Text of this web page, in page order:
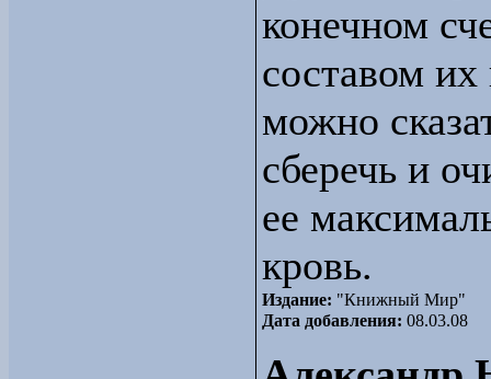
конечном
составом
можно
сберечь и
ее
кровь.
Издание: "Книжный Мир"
Дата добавления: 08.03.08